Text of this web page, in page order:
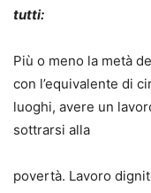
tutti:
Più o meno la metà
con l’equivalente di
luoghi, avere un
sottrarsi alla
povertà. Lavoro